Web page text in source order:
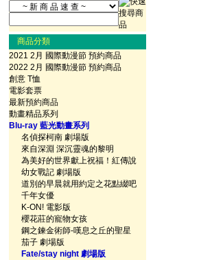
商品分類
2021 2月 國際動漫節 預約商品
2022 2月 國際動漫節 預約商品
創意 T恤
電影套票
最新預約商品
動畫精品系列
Blu-ray 藍光動畫系列
名偵探柯南 劇場版
來自深淵 深沉靈魂的黎明
為美好的世界獻上祝福！紅傳說
幼女戰記 劇場版
道別的早晨就用約定之花點綴吧
千年女優
K-ON! 電影版
櫻花莊的寵物女孩
鋼之鍊金術師-嘆息之丘的聖星
茄子 劇場版
Fate/stay night 劇場版